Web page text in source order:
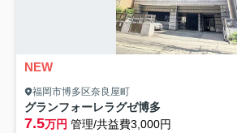
NEW
福岡市博多区奈良屋町
グランフォーレラグゼ博多
7.5万円 管理/共益費3,000円